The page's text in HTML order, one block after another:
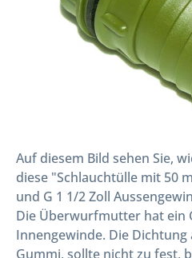
Auf diesem Bild sehen Sie,
diese "Schlauchtülle mit 50
und G 1 1/2 Zoll
Die Überwurfmutter hat ein
Innengewinde. Die Dichtung
Gummi, sollte nicht zu fest,